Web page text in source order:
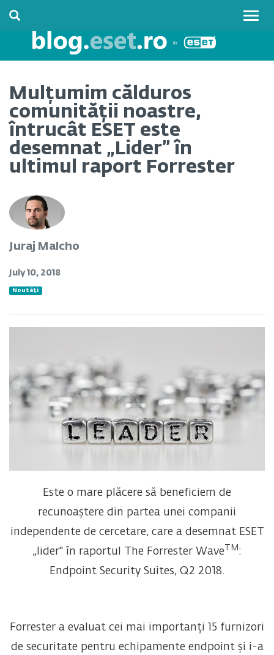
Mulțumim călduros
comunității noastre,
întrucât ESET este
desemnat „Lider” în
ultimul raport Forrester
Juraj Malcho
July 10, 2018
Noutăți
Este o mare plăcere să beneficiem de
recunoaștere din partea unei companii
independente de cercetare, care a desemnat ESET
„lider" în raportul The Forrester Wave TM :
Endpoint Security Suites, Q2 2018.
Forrester a evaluat cei mai importanți 15 furnizori
de securitate pentru echipamente endpoint și i-a